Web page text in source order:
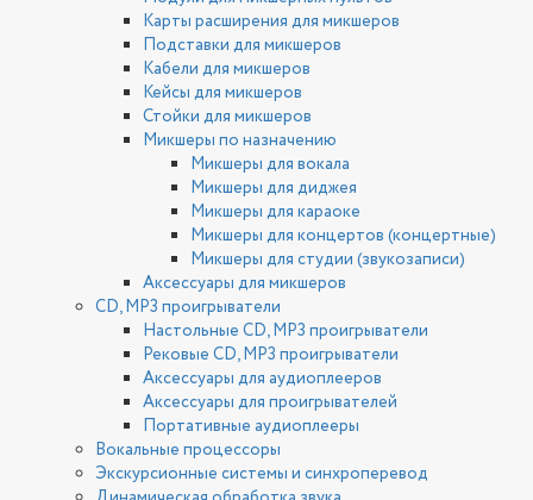
Карты расширения для микшеров
Подставки для микшеров
Кабели для микшеров
Кейсы для микшеров
Стойки для микшеров
Микшеры по назначению
Микшеры для вокала
Микшеры для диджея
Микшеры для караоке
Микшеры для концертов (концертные)
Микшеры для студии (звукозаписи)
Аксессуары для микшеров
CD, MP3 проигрыватели
Настольные CD, MP3 проигрыватели
Рековые CD, MP3 проигрыватели
Аксессуары для аудиоплееров
Аксессуары для проигрывателей
Портативные аудиоплееры
Вокальные процессоры
Экскурсионные системы и синхроперевод